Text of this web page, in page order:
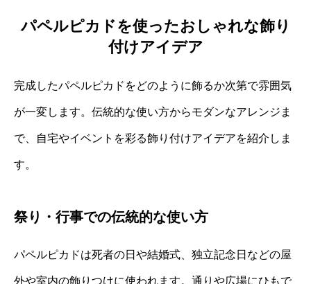
パペルピカドを使ったおしゃれな飾り
付けアイデア
完成したパペルピカドをどのように飾るか次第で雰囲気
が一変します。伝統的な使い方からモダンなアレンジま
で、自宅やイベントを彩る飾り付けアイデアを紹介しま
す。
祭り・行事での伝統的な使い方
パペルピカドは死者の日や結婚式、独立記念日などの屋
外や室内の飾りつけに使われます。通りや広場にひもで